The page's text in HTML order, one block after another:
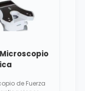
de Fuerza